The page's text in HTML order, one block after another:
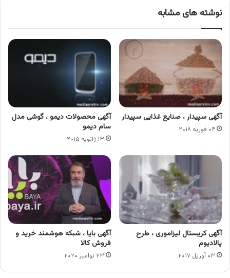
نوشته های مشابه
آگهی سپیدار ، صنایع غذایی سپیدار
۰۴ فوریه ۲۰۱۸
آگهی محصولات دیمو ، گوشی مدل
سام دیمو
۱۳ ژانویه ۲۰۱۵
آگهی کریستال لیزاموری ، طرح
پالادیوم
۰۳ آوریل ۲۰۱۷
آگهی بایا ، شبکه هوشمند خرید و
فروش کالا
۲۳ نوامبر ۲۰۲۰